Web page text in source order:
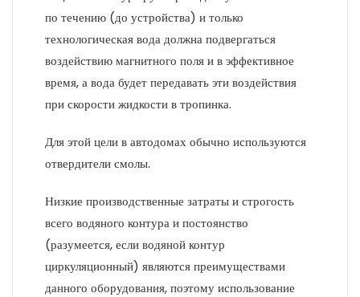
по течению (до устройства) и только
технологическая вода должна подвергаться
воздействию магнитного поля и в эффективное
время, а вода будет передавать эти воздействия
при скорости жидкости в тропинка.
Для этой цели в автодомах обычно используются
отвердители смолы.
Низкие производственные затраты и строгость
всего водяного контура и постоянство
(разумеется, если водяной контур
циркуляционный) являются преимуществами
данного оборудования, поэтому использование